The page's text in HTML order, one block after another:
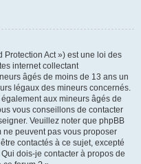
Protection Act ») est une loi des
internet collectant
âgés de moins de 13 ans un
légaux des mineurs concernés.
aux mineurs âgés de
vous conseillons de contacter
Veuillez noter que phpBB
ne peuvent pas vous proposer
contactés à ce sujet, excepté
dois-je contacter à propos de